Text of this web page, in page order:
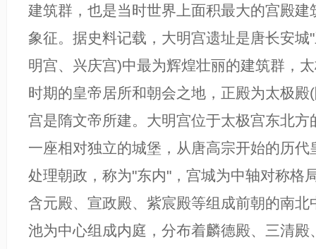
建筑群，也是当时世界上面积最大的宫殿建
象征。据史料记载，大明宫遗址是唐长安城
明宫、兴庆宫)中最为辉煌壮丽的建筑群，
时期的皇帝居所和朝会之地，正殿为太极殿
宫是隋文帝所建。大明宫位于太极宫东北方
一座相对独立的城堡，从唐高宗开始的历代
处理朝政，称为"东内"，宫城为中轴对称格
含元殿、宣政殿、紫宸殿等组成前朝的南北
池为中心组成内庭，分布着麟德殿、三清殿